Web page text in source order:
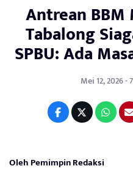
Antrean
Tabalong
SPBU: Ada
Mei 12, 2026 -
Oleh Pemimpin Redaksi